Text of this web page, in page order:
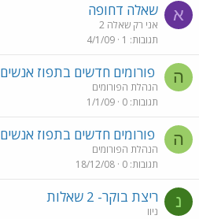
א שאלה דחופה
אני רק שאלה 2
תגובות 1
4/1/09
ה פורומים חדשים בתפוז אנשים
הנהלת הפורומים
תגובות 0
1/1/09
ה פורומים חדשים בתפוז אנשים
הנהלת הפורומים
תגובות 0
18/12/08
נ ריצת בוקר- 2 שאלות
ניוו